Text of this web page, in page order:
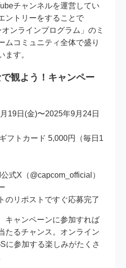
チャンネルを運営してい
ントリーをすることで
オンラインプログラム」のミ
ムコミュニティ全体で盛り
ます。
観よう！キャンペー
19日(金)〜2025年9月24日
フトカード 5,000円（毎日1
式X（@capcom_official）
のリポストですぐ応募完了
キャンペーンに参加すれば
たるチャンス。オンライン
に参加する楽しみがたくさ